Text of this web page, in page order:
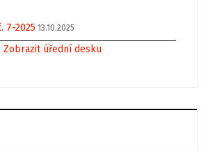
7-2025 13.10.2025
Zobrazit úřední desku